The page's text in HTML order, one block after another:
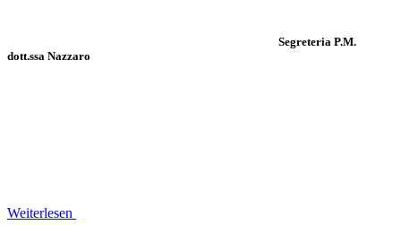
Segreteria P.M.
dott.ssa Nazzaro
Weiterlesen